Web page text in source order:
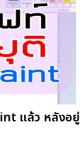
แล้ว หลังอยู่